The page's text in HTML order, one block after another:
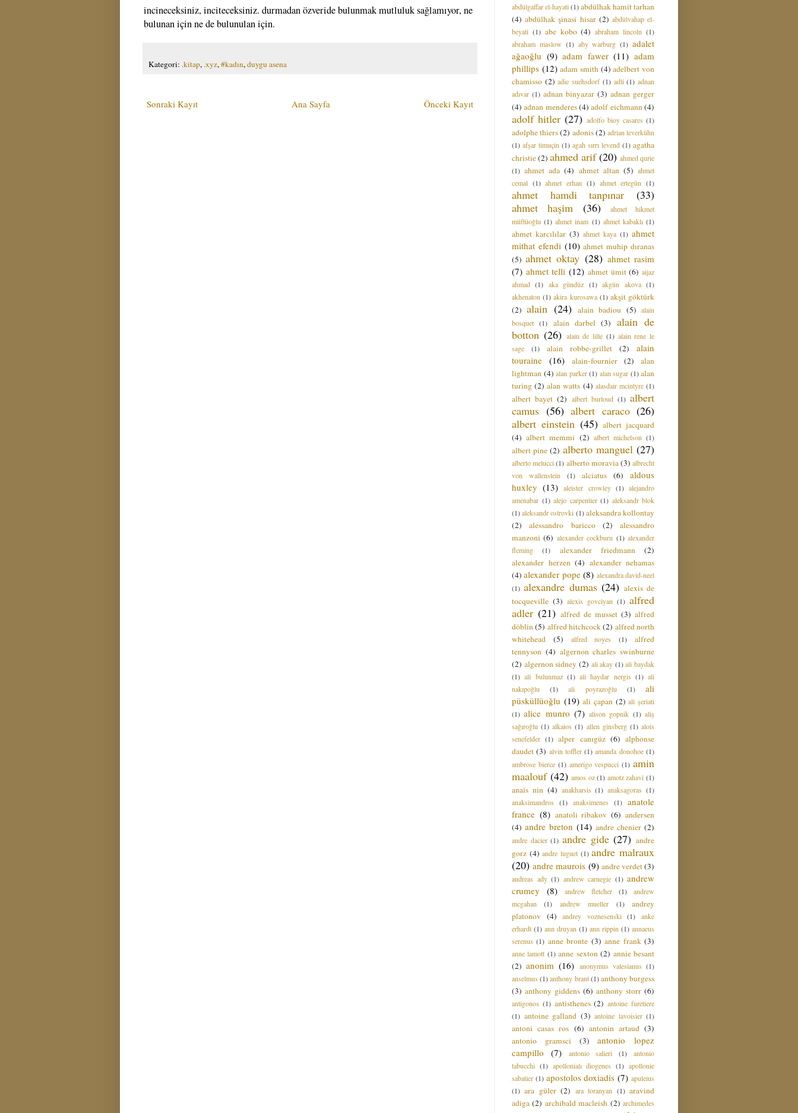
incineceksiniz, inciteceksiniz. durmadan özveride bulunmak mutluluk sağlamıyor, ne
bulunan için ne de bulunulan için.
Kategori: .kitap, .xyz,#kadın,duygu asena
Sonraki Kayıt Önceki Kayıt
Ana Sayfa
abdülgaffar el-hayati(1)abdülhak hamit tarhan
(4) abdülhak şinasi hisar (2) abdülvahap el-
beyati (1) abe kobo (4) abraham lincoln (1)
abraham maslow (1) aby warburg (1) adalet
ağaoğlu (9) adam fawer (11) adam
phillips (12) adam smith (4) adelbert von
chamisso (2) adie suehsdorf (1) adli (1) adnan
adıvar (1) adnan binyazar (3) adnan gerger
(4) adnan menderes(4) adolf eichmann (4)
adolf hitler (27) adolfo bioy casares (1)
adolphe thiers(2) adonis(2) adrian leverkühn
(1) afşar timuçin (1) agah sırrı levend (1) agatha
christie(2) ahmed arif (20) ahmed qurie
(1) ahmet ada (4) ahmet altan (5) ahmet
cemal (1) ahmet erhan (1) ahmet ertegün (1)
ahmet hamdi tanpınar
(33)
ahmet haşim
(36)
ahmet hikmet
müftüoğlu (1) ahmet inam (1) ahmet kabaklı (1)
ahmet karcılılar (3) ahmet kaya (1) ahmet
mithat efendi (10) ahmet muhip dıranas
(5) ahmet oktay (28) ahmet rasim
(7) ahmet telli (12) ahmet ümit (6) aijaz
ahmad (1) aka gündüz (1) akgün akova (1)
akhenaton (1) akira kurosawa (1) akşit göktürk
(2) alain (24) alain badiou (5) alain
bosquet (1) alain darbel (3)
alain de
botton (26) alain de lille (1) alain rene le
sage
(1) alain robbe-grillet (2)
alain
touraine (16) alain-fournier (2)
alan
lightman (4) alan parker (1) alan sugar (1) alan
turing (2) alan watts (4) alasdair mcintyre (1)
albert bayet (2) albert burloud (1) albert
camus (56) albert caraco (26)
albert einstein (45) albert jacquard
(4) albert memmi (2) albert michelson (1)
albert pine (2) alberto manguel (27)
alberto melucci (1) alberto moravia (3) albrecht
von wallenstein
(1) alciatus (6)
aldous
huxley (13) aleister crowley (1) alejandro
amenabar (1) alejo carpentier (1) aleksandr blok
(1) aleksandr ostrovki (1) aleksandra kollontay
(2)
alessandro baricco (2)
alessandro
manzoni (6) alexander cockburn (1) alexander
fleming
(1) alexander friedmann
(2)
alexander herzen (4) alexander nehamas
(4) alexander pope (8) alexandra david-neel
(1) alexandre dumas (24) alexis de
tocqueville (3) alexis govciyan (1) alfred
adler (21) alfred de musset (3) alfred
döblin (5) alfred hitchcock(2) alfred north
whitehead
(5) alfred noyes (1)
alfred
tennyson (4) algernon charles swinburne
(2) algernon sidney (2) ali akay (1) ali baydak
(1) ali bulunmaz (1) ali haydar nergis (1) ali
nakıpoğlu
(1) ali poyrazoğlu (1)
ali
püsküllüoğlu (19) ali çapan (2) ali şeriati
(1) alice munro (7) alison gopnik (1) aliş
sağıroğlu (1) alkaios (1) allen ginsberg (1) alois
senefelder (1) alper canıgüz (6) alphonse
daudet (3) alvin toffler (1) amanda donohoe (1)
ambrose bierce (1) amerigo vespucci (1) amin
maalouf (42) amos oz (1) amotz zahavi (1)
anais nin (4) anakharsis (1) anaksagoras (1)
anaksimandros
(1) anaksimenes (1) anatole
france (8) anatoli ribakov (6) andersen
(4) andre breton (14) andre chenier (2)
andre dacier (1) andre gide (27) andre
gorz (4) andre luguet (1) andre malraux
(20) andre maurois (9) andre verdet(3)
andreas ady (1) andrew carnegie (1) andrew
crumey
(8) andrew fletcher (1)
andrew
mcgahan
(1) andrew mueller (1)
andrey
platonov (4) andrey voznesenski (1)
anke
erhardt (1) ann druyan (1) ann rippin (1) annaeus
serenus (1) anne bronte (3) anne frank (3)
anne lamott (1) anne sexton (2) annie besant
(2) anonim (16) anonymus valesianus (1)
anselmus (1) anthony brant (1) anthony burgess
(3) anthony giddens (6) anthony storr (6)
antigonos (1) antisthenes (2) antoine furetiere
(1) antoine galland (3) antoine lavoisier (1)
antoni casas ros (6) antonin artaud (3)
antonio gramsci
(3)
antonio lopez
campillo
(7) antonio salieri (1)
antonio
tabucchi (1) apollonialı diogenes (1) apollonie
sabatier (1) apostolos doxiadis (7) apuleius
(1) ara güler (2) ara toranyan (1) aravind
adiga (2) archibald macleish (2) archimedes